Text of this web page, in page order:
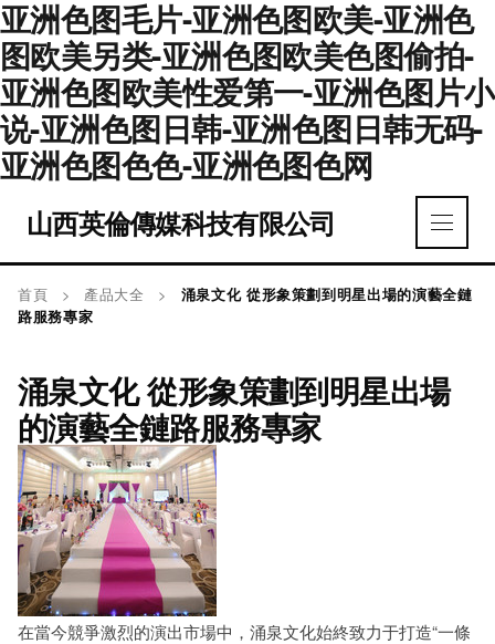
亚洲色图毛片-亚洲色图欧美-亚洲色
图欧美另类-亚洲色图欧美色图偷拍-
亚洲色图欧美性爱第一-亚洲色图片小
说-亚洲色图日韩-亚洲色图日韩无码-
亚洲色图色色-亚洲色图色网
山西英倫傳媒科技有限公司
首頁 > 產品大全 >
涌泉文化 從形象策劃到明星出場的演藝全鏈
路服務專家
涌泉文化 從形象策劃到明星出場
的演藝全鏈路服務專家
在當今競爭激烈的演出市場中，涌泉文化始終致力于打造“一條